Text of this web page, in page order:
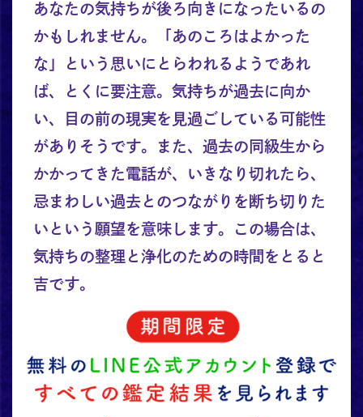
あなたの気持ちが後ろ向きになったいるの
かもしれません。「あのころはよかった
な」という思いにとらわれるようであれ
ば、とくに要注意。気持ちが過去に向か
い、目の前の現実を見過ごしている可能性
がありそうです。また、過去の同級生から
かかってきた電話が、いきなり切れたら、
忌まわしい過去とのつながりを断ち切りた
いという願望を意味します。この場合は、
気持ちの整理と浄化のための時間をとると
吉です。